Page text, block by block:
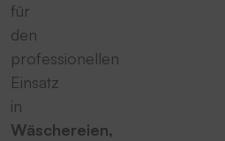
für
den
professionellen
Einsatz
in
Wäschereien,